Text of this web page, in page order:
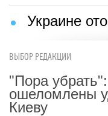
Украине
ВЫБОР РЕДАКЦИИ
"Пора
ошеломлены
Киеву